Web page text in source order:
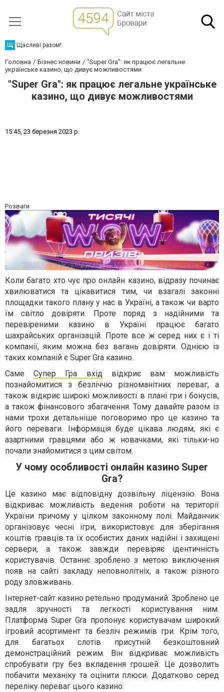
Щ Щасливі разом!
Головна Бізнес новини
"Super Gra": як працює легальне
українське казино, що дивує можливостями
"Super Gra": як працює легальне українське
казино, що дивує можливостями
1 5:45, 23 березня 2023 р.
Розваги
Коли багато хто чує про онлайн казино, відразу починає
хвилюватися та цікавитися тим, чи взагалі законні
площадки такого плану у нас в Україні, а також чи варто
їм світло довіряти. Проте поряд з надійними та
перевіреними казино в Україні працює багато
шахрайських організацій. Проте все ж серед них є і ті
компанії, яким можна без вагань довіряти. Однією із
таких компаній є Super Gra казино.
СамеСупер Гра вхідвідкриє вам можливість
познайомитися з безліччю різноманітних переваг, а
також відкриє широкі можливості в плані гри і бонусів,
а також фінансового збагачення. Тому давайте разом із
нами трохи детальніше поговоримо про це казино та
його переваги. Інформація буде цікава людям, які є
азартними гравцями або ж новачками, які тільки-но
почали знайомитися з цим світом.
У чому особливості онлайн казино Super
Gra?
Це казино має відповідну дозвільну ліцензію. Вона
відкриває можливість ведення роботи на території
України причому у цілком законному полі. Майданчик
організовує чесні ігри, використовує для зберігання
коштів гравців та їх особистих даних надійні і захищені
сервери, а також завжди перевіряє ідентичність
користувачів. Останнє зроблено з метою виключення
появ на сайті закладу неповнолітніх, а також різного
роду зловживань.
Інтернет-сайт казино ретельно продуманий. Зроблено це
задля зручності та легкості користування ним.
Платформа Super Gra пропонує користувачам широкий
ігровий асортимент та безліч режимів гри. Крім того,
для багатьох слотів присутній безкоштовний
демонстраційний режим. Він відкриває можливість
спробувати гру без вкладення грошей. Це дозволить
побачити механіку та оцінити плюси. Додатково серед
переліку переваг цього казино: